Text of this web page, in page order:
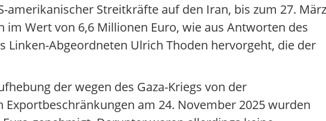
amerikanischer Streitkräfte auf den Iran, bis zum 27. März
Wert von 6,6 Millionen Euro, wie aus Antworten des
Abgeordneten Ulrich Thoden hervorgeht, die der
der wegen des Gaza-Kriegs von der
am 24. November 2025 wurden